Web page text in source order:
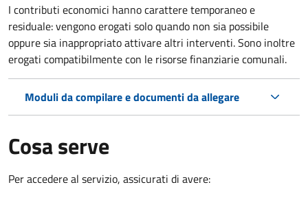
I contributi economici hanno carattere temporaneo e
residuale: vengono erogati solo quando non sia possibile
oppure sia inappropriato attivare altri interventi. Sono inoltre
erogati compatibilmente con le risorse finanziarie comunali.
Moduli da compilare e documenti da allegare
Cosa serve
Per accedere al servizio, assicurati di avere: